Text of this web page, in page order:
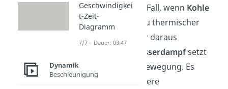
Kraftwerken der Fall, wenn Kohle
verbrannt, und zu thermischer
Energie wird. Der daraus
Wasserdampfsetzt
eine Turbine in Bewegung. Es
finden also mehrere
Geschwindigkei
t-Zeit-
Diagramm
7/7 – Dauer: 03:47
Dynamik
Beschleunigung